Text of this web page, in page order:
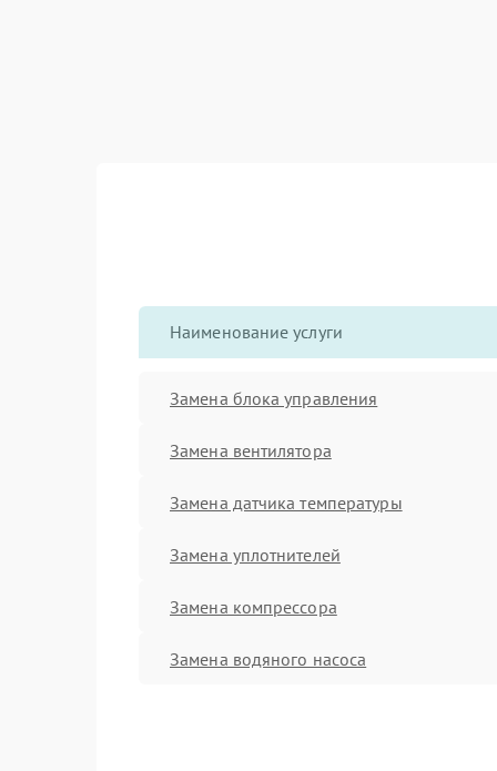
Наименование услуги
Замена блока управления
Замена вентилятора
Замена датчика температуры
Замена уплотнителей
Замена компрессора
Замена водяного насоса